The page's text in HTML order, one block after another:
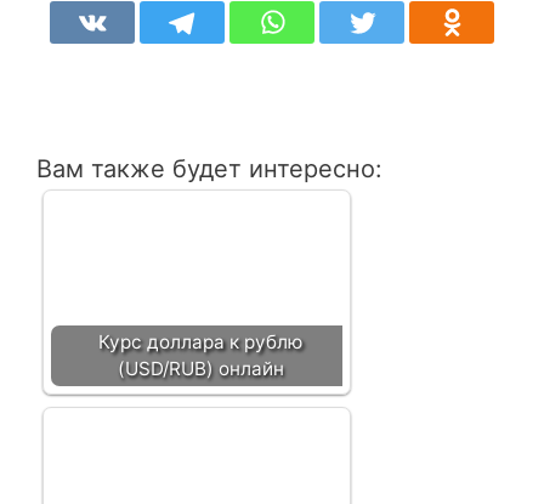
Вам также будет интересно:
Курс доллара к рублю
(USD/RUB) онлайн